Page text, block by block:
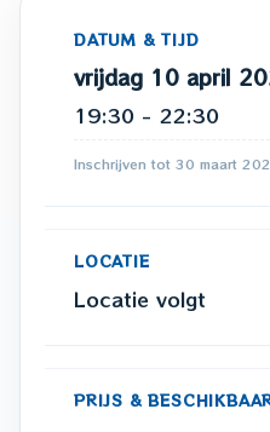
DATUM & TIJD
vrijdag 10 april
19:30 - 22:30
Inschrijven tot 30 maart
LOCATIE
Locatie volgt
PRIJS &